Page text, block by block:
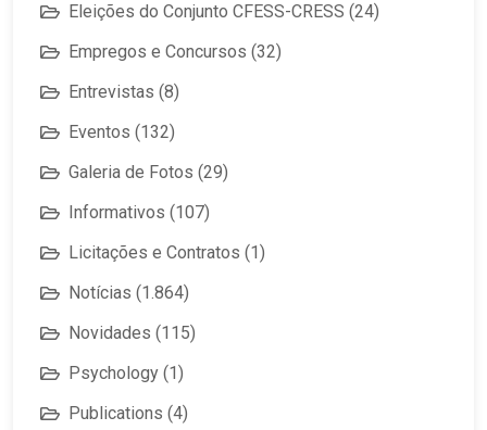
Eleições do Conjunto CFESS-CRESS (24)
Empregos e Concursos (32)
Entrevistas (8)
Eventos (132)
Galeria de Fotos (29)
Informativos (107)
Licitações e Contratos (1)
Notícias (1.864)
Novidades (115)
Psychology (1)
Publications (4)